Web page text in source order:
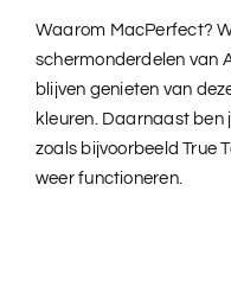
Waarom MacPerfect?
schermonderdelen van
blijven genieten van
kleuren. Daarnaast ben
zoals bijvoorbeeld True
weer functioneren.